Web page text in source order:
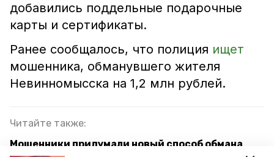
добавились поддельные подарочные
карты и сертификаты.
Ранее сообщалось, что полиция ищет
мошенника, обманувшего жителя
Невинномысска на 1,2 млн рублей.
Читайте также:
Мошенники придумали новый способ обмана